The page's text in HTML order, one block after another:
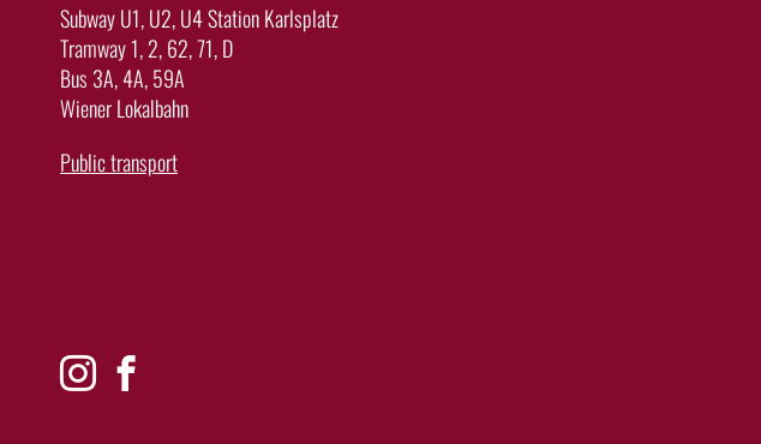
Subway U1, U2, U4 Station Karlsplatz
Tramway 1, 2, 62, 71, D
Bus 3A, 4A, 59A
Wiener Lokalbahn
Public transport